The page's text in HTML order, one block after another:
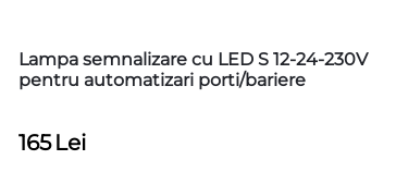
Lampa semnalizare cu LED S 12-24-230V
pentru automatizari porti/bariere
165 Lei